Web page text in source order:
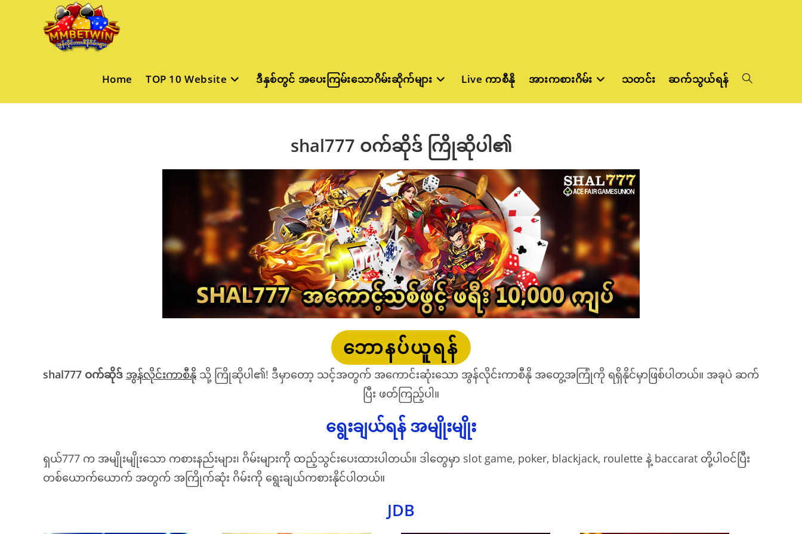
Home TOP 10 Website ဒီနှစ်တွင် အပေးကြမ်းသောဂိမ်းဆိုက်များ Live ကာစီနို အားကစားဂိမ်း သတင်း ဆက်သွယ်ရန် Toggle
shal777 ဝက်ဆိုဒ် ကြိုဆိုပါ၏
ဘောနပ်ယူရန်
shal777 ဝက်ဆိုဒ် အွန်လိုင်းကာစီနို သို့ ကြိုဆိုပါ၏! ဒီမှာတော့ သင့်အတွက် အကောင်းဆုံးသော အွန်လိုင်းကာစီနို အတွေ့အကြုံကို ရရှိနိုင်မှာဖြစ်ပါတယ်။ အခုပဲ ဆက်
ပြီး ဖတ်ကြည့်ပါ။
ရွေးချယ်ရန် အမျိုးမျိုး
ရှယ်777 က အမျိုးမျိုးသော ကစားနည်းများ၊ ဂိမ်းများကို ထည့်သွင်းပေးထားပါတယ်။ ဒါတွေမှာ slot game, poker, blackjack, roulette နဲ့ baccarat တို့ပါဝင်ပြီး
တစ်ယောက်ယောက် အတွက် အကြိုက်ဆုံး ဂိမ်းကို ရွေးချယ်ကစားနိုင်ပါတယ်။
JDB